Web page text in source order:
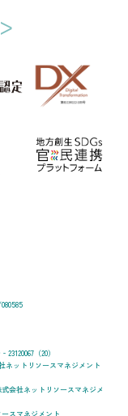
（20）
ネットリソースマネジメント
会社ネットリソースマネジメ